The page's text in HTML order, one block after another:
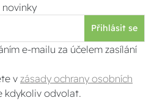
novinky
Přihlásit se
e-mailu za účelem zasílání
v zásady ochrany osobních
kdykoliv odvolat.